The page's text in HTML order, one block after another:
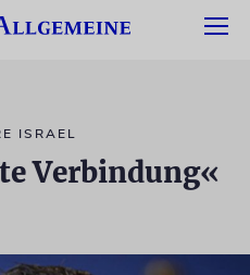
ISRAEL
Verbindung«